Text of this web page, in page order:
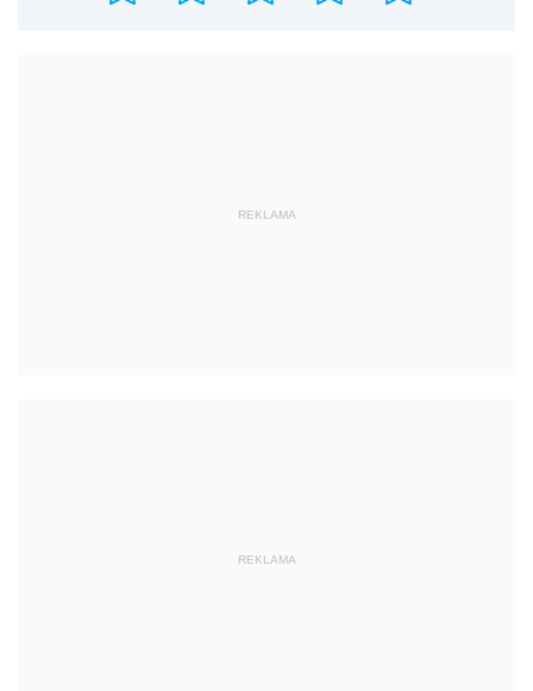
REKLAMA
REKLAMA